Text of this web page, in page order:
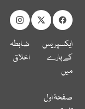
ایکسپریس
کے بارے
میں
ضابطہ
اخلاق
صفحۂ اول